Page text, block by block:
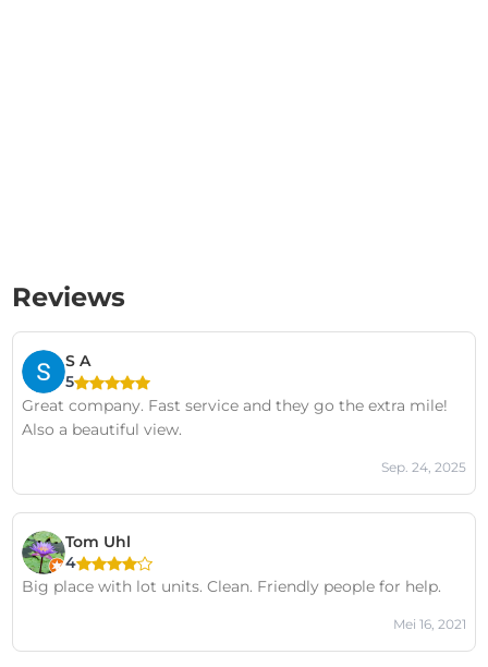
Reviews
S A
5
Great company. Fast service and they go the extra mile!
Also a beautiful view.
Sep. 24, 2025
Tom Uhl
4
Big place with lot units. Clean. Friendly people for help.
Mei 16, 2021